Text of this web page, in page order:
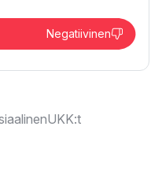
Negatiivinen
UKK:t